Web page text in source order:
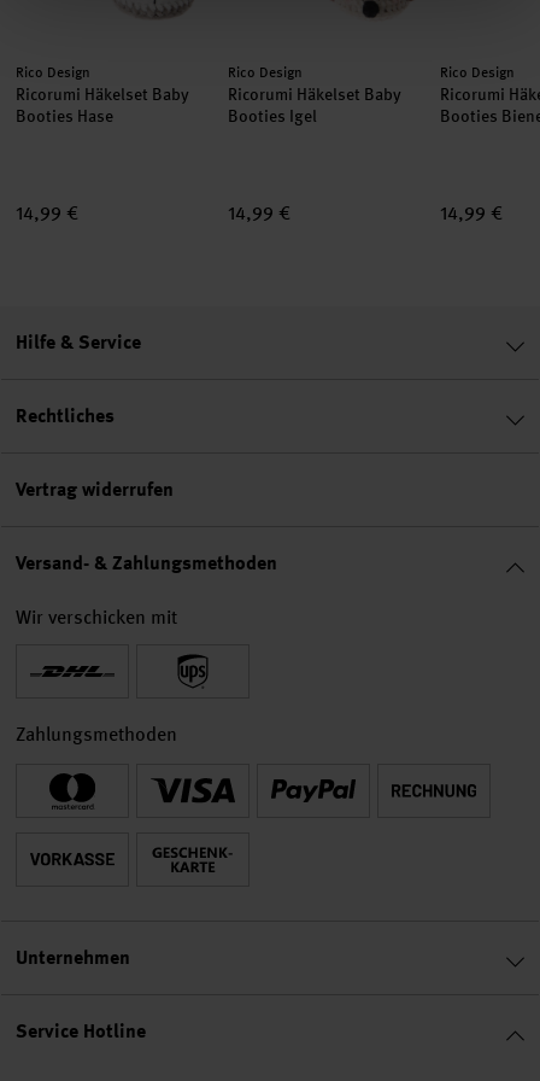
Hersteller:
Rico Design
Ricorumi Häkelset Baby
Booties Hase
14,99 €
Hersteller:
Rico Design
Ricorumi Häkelset Baby
Booties Igel
14,99 €
Hersteller:
Rico Design
Ricorumi
Booties
14,99 €
Service Hotline
Hilfe & Service
Rechtliches
Vertrag widerrufen
Versand- & Zahlungsmethoden
Wir verschicken mit
Zahlungsmethoden
Unternehmen